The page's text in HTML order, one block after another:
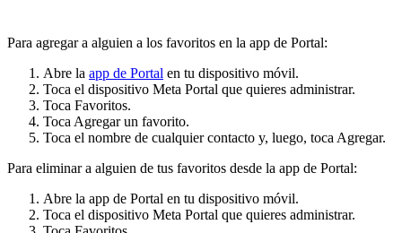
Para agregar a alguien a los favoritos en la app de Portal:
Abre la app de Portal en tu dispositivo móvil.
Toca el dispositivo Meta Portal que quieres administrar.
Toca Favoritos.
Toca Agregar un favorito.
Toca el nombre de cualquier contacto y, luego, toca Agregar.
Para eliminar a alguien de tus favoritos desde la app de Portal:
Abre la app de Portal en tu dispositivo móvil.
Toca el dispositivo Meta Portal que quieres administrar.